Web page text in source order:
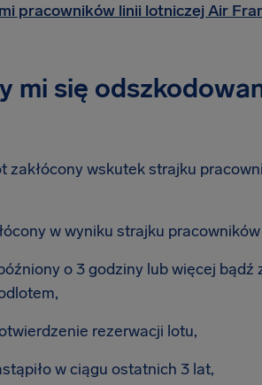
pracowników linii lotniczej Air
mi się
zakłócony wskutek strajku
w wyniku strajku
o 3 godziny lub więcej bądź
rezerwacji lotu,
w ciągu ostatnich 3 lat,